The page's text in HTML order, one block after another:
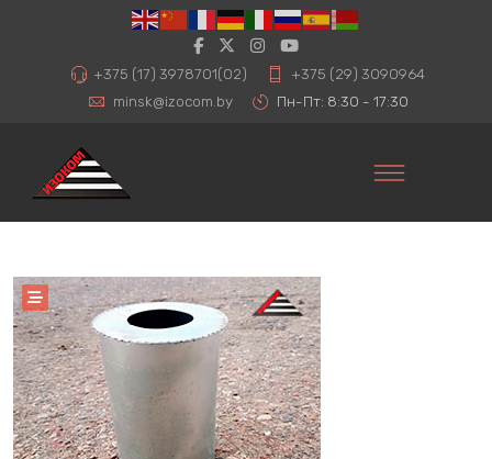
+375 (17) 3978701(02)
+375 (29) 3090964
minsk@izocom.by
Пн-Пт: 8:30 - 17:30